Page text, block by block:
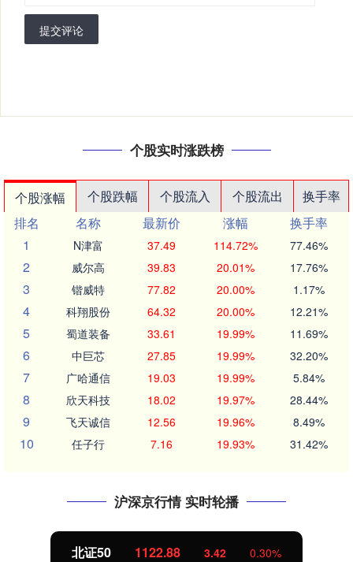
提交评论
个股实时涨跌榜
个股涨幅 个股跌幅 个股流入 个股流出
换手率
排名
名称 最新价 涨幅
换手率
1
N津富 37.49 114.72% 77.46%
2 威尔高 39.83 20.01% 17.76%
3 锴威特 77.82 20.00% 1.17%
4 科翔股份 64.32 20.00% 12.21%
5 蜀道装备 33.61 19.99% 11.69%
6 中巨芯 27.85 19.99% 32.20%
7 广哈通信 19.03 19.99% 5.84%
8 欣天科技 18.02 19.97% 28.44%
9 飞天诚信 12.56 19.96% 8.49%
10 任子行 7.16 19.93% 31.42%
沪深京行情 实时轮播
北证50 1122.88 3.42 0.30%